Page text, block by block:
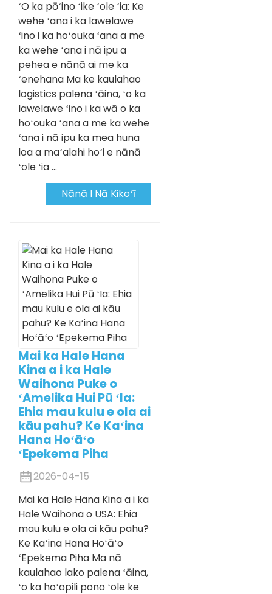
ʻO ka pōʻino ʻike ʻole ʻia: Ke
wehe ʻana i ka lawelawe
ʻino i ka hoʻouka ʻana a me
ka wehe ʻana i nā ipu a
pehea e nānā ai me ka
ʻenehana Ma ke kaulahao
logistics palena ʻāina, ʻo ka
lawelawe ʻino i ka wā o ka
hoʻouka ʻana a me ka wehe
ʻana i nā ipu ka mea huna
loa a maʻalahi hoʻi e nānā
ʻole ʻia ...
Nānā I Nā Kikoʻī
Mai ka Hale Hana
Kina a i ka Hale
Waihona Puke o
ʻAmelika Hui Pū ʻIa:
Ehia mau kulu e ola ai
kāu pahu? Ke Kaʻina
Hana Hoʻāʻo
ʻEpekema Piha
2026-04-15
Mai ka Hale Hana Kina a i ka
Hale Waihona o USA: Ehia
mau kulu e ola ai kāu pahu?
Ke Kaʻina Hana Hoʻāʻo
ʻEpekema Piha Ma nā
kaulahao lako palena ʻāina,
ʻo ka hoʻopili pono ʻole ke